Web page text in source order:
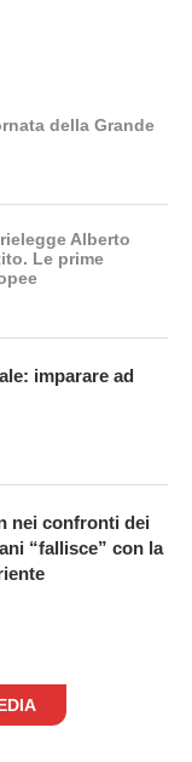
della Grande
Alberto
Le prime
imparare ad
nei confronti dei
“fallisce” con la